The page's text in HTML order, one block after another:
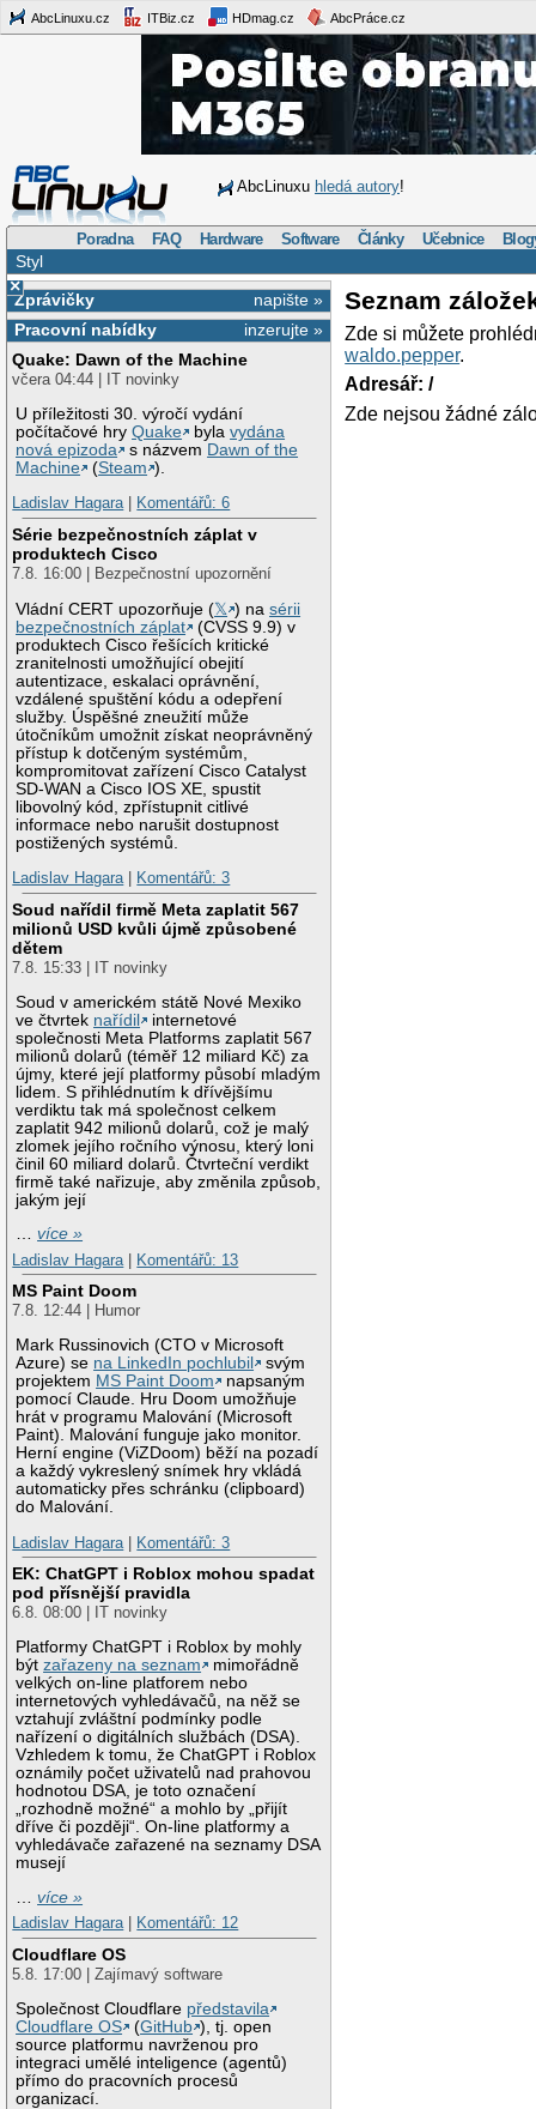
AbcLinuxu.cz ITBiz.cz HDmag.cz AbcPráce.cz
AbcLinuxu hledá autory!
Poradna FAQ Hardware Software Články Učebnice
Styl
×
napište »
Zprávičky
inzerujte »
Pracovní nabídky
Quake: Dawn of the Machine
včera 04:44 | IT novinky
U příležitosti 30. výročí vydání
počítačové hryQuake bylavydána
nová epizoda
s názvem Dawn of the
Machine
(Steam ).
Ladislav Hagara| Komentářů: 6
Série bezpečnostních záplat v
produktech Cisco
7.8. 16:00 | Bezpečnostní upozornění
Vládní CERT upozorňuje (𝕏 ) nasérii
bezpečnostních záplat
(CVSS 9.9) v
produktech Cisco řešících kritické
zranitelnosti umožňující obejití
autentizace, eskalaci oprávnění,
vzdálené spuštění kódu a odepření
služby. Úspěšné zneužití může
útočníkům umožnit získat neoprávněný
přístup k dotčeným systémům,
kompromitovat zařízení Cisco Catalyst
SD-WAN a Cisco IOS XE, spustit
libovolný kód, zpřístupnit citlivé
informace nebo narušit dostupnost
postižených systémů.
Ladislav Hagara| Komentářů: 3
Soud nařídil firmě Meta zaplatit 567
milionů USD kvůli újmě způsobené
dětem
7.8. 15:33 | IT novinky
Soud v americkém státě Nové Mexiko
ve čtvrtek nařídil
internetové
společnosti Meta Platforms zaplatit 567
milionů dolarů (téměř 12 miliard Kč) za
újmy, které její platformy působí mladým
lidem. S přihlédnutím k dřívějšímu
verdiktu tak má společnost celkem
zaplatit 942 milionů dolarů, což je malý
zlomek jejího ročního výnosu, který loni
činil 60 miliard dolarů. Čtvrteční verdikt
firmě také nařizuje, aby změnila způsob,
jakým její
…více »
Ladislav Hagara
Komentářů: 13
MS Paint Doom
7.8. 12:44 | Humor
Mark Russinovich (CTO v Microsoft
Azure) se na LinkedIn pochlubil
svým
projektem MS Paint Doom
napsaným
pomocí Claude. Hru Doom umožňuje
hrát v programu Malování (Microsoft
Paint). Malování funguje jako monitor.
Herní engine (ViZDoom) běží na pozadí
a každý vykreslený snímek hry vkládá
automaticky přes schránku (clipboard)
do Malování.
Ladislav Hagara
Komentářů: 3
EK: ChatGPT i Roblox mohou spadat
pod přísnější pravidla
6.8. 08:00 | IT novinky
Platformy ChatGPT i Roblox by mohly
býtzařazeny na seznam
mimořádně
velkých on-line platforem nebo
internetových vyhledávačů, na něž se
vztahují zvláštní podmínky podle
nařízení o digitálních službách (DSA).
Vzhledem k tomu, že ChatGPT i Roblox
oznámily počet uživatelů nad prahovou
hodnotou DSA, je toto označení
„rozhodně možné“ a mohlo by „přijít
dříve či později“. On-line platformy a
vyhledávače zařazené na seznamy DSA
musejí
…více »
Ladislav Hagara| Komentářů: 12
Cloudflare OS
5.8. 17:00 | Zajímavý software
Společnost Cloudflare představila
Cloudflare OS
(GitHub ), tj. open
source platformu navrženou pro
integraci umělé inteligence (agentů)
přímo do pracovních procesů
organizací.
Seznam
Zde si můžete
waldo.pepper.
Adresář: /
Zde nejsou žádné